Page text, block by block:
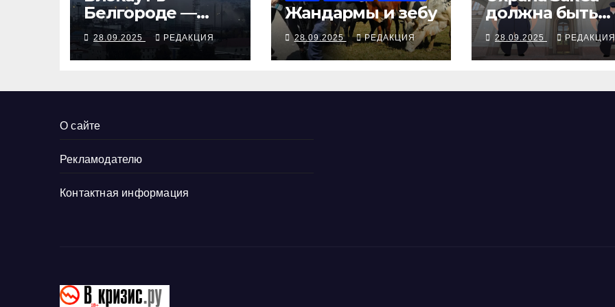
Белгороде —
ответ на угрозы
Киеву
28.09.2025 РЕДАКЦИЯ
Жандармы и зебу
28.09.2025 РЕДАКЦИЯ
должна быть
вежливой, с
палками и
наручниками
28.09.2025 РЕДАКЦИЯ
О сайте
Рекламодателю
Контактная информация